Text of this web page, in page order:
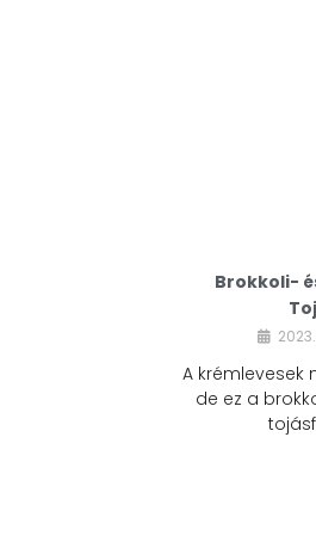
Brokkoli-
A krémlevesek
de ez a